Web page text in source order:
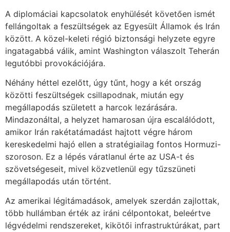
A diplomáciai kapcsolatok enyhülését követően ismét
fellángoltak a feszültségek az Egyesült Államok és Irán
között. A közel-keleti régió biztonsági helyzete egyre
ingatagabbá válik, amint Washington válaszolt Teherán
legutóbbi provokációjára.
Néhány héttel ezelőtt, úgy tűnt, hogy a két ország
közötti feszültségek csillapodnak, miután egy
megállapodás született a harcok lezárására.
Mindazonáltal, a helyzet hamarosan újra escalálódott,
amikor Irán rakétatámadást hajtott végre három
kereskedelmi hajó ellen a stratégiailag fontos Hormuzi-
szoroson. Ez a lépés váratlanul érte az USA-t és
szövetségeseit, mivel közvetlenül egy tűzszüneti
megállapodás után történt.
Az amerikai légitámadások, amelyek szerdán zajlottak,
több hullámban érték az iráni célpontokat, beleértve
légvédelmi rendszereket, kikötői infrastruktúrákat, part